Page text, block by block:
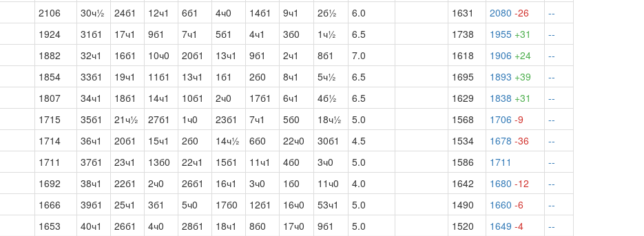
2106 30ч½ 24б1 12ч1 6б1 4ч0 14б1 9ч1 2б½ 6.0 1631 2080 -26
--
1924 31б1 17ч1 9б1 7ч1 5б1 4ч1 3б0 1ч½ 6.5 1738 1955 +31
--
1882 32ч1 16б1 10ч0 20б1 13ч1 9б1 2ч1 8б1 7.0 1618 1906 +24
--
1854 33б1 19ч1 11б1 13ч1 1б1 2б0 8ч1 5ч½ 6.5 1695 1893 +39
--
1807 34ч1 18б1 14ч1 10б1 2ч0 17б1 6ч1 4б½ 6.5 1629 1838 +31
--
1715 35б1 21ч½ 27б1 1ч0 23б1 7ч1 5б0 18ч½ 5.0 1568 1706 -9
--
1714 36ч1 20б1 15ч1 2б0 14ч½ 6б0 22ч0 30б1 4.5 1534 1678 -36
--
1711 37б1 23ч1 13б0 22ч1 15б1 11ч1 4б0 3ч0 5.0 1586 1711
--
1692 38ч1 22б1 2ч0 26б1 16ч1 3ч0 1б0 11ч0 4.0 1642 1680 -12
--
1666 39б1 25ч1 3б1 5ч0 17б0 12б1 16ч0 53ч1 5.0 1490 1660 -6
--
1653 40ч1 26б1 4ч0 28б1 18ч1 8б0 17ч0 9б1 5.0 1520 1649 -4
--